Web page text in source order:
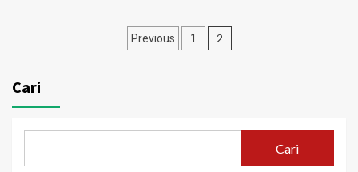
Navigasi
Previous 1 2
Cari
Cari